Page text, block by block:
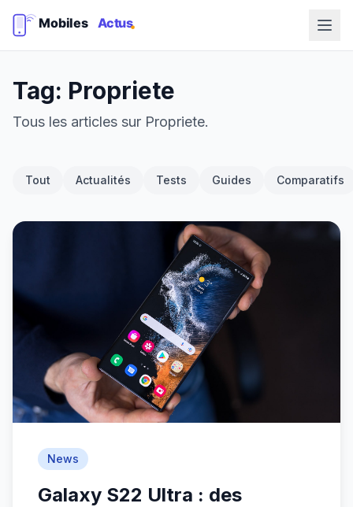
Tag: Propriete
Tous les articles sur Propriete.
Tout Actualités Tests Guides Comparatifs
News
Galaxy S22 Ultra : des